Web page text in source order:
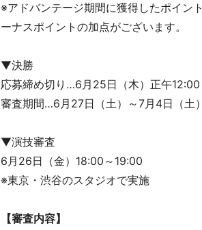
※アドバンテージ期間に獲得したポイン
ーナスポイントの加点がございます。
▼決勝
応募締め切り…6月25日（木）正午12:00
審査期間…6月27日（土）～7月4日（土）
▼演技審査
6月26日（金）18:00～19:00
※東京・渋谷のスタジオで実施
【審査内容】